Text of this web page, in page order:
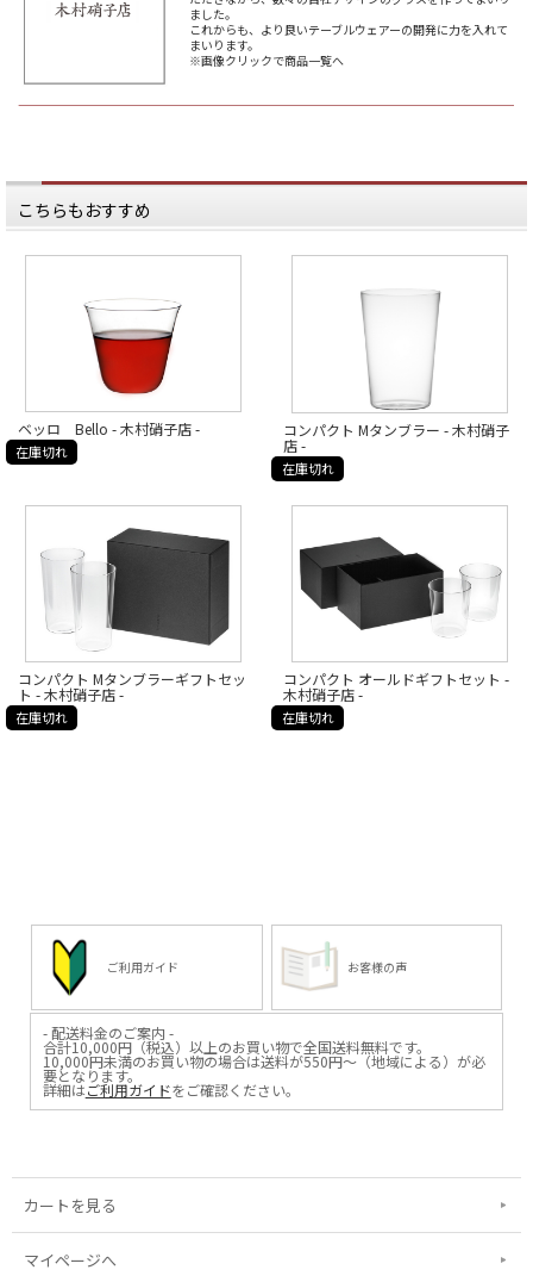
ました。
これからも、より良いテーブルウェアーの開発に力を入れて
まいります。
※画像クリックで商品一覧へ
こちらもおすすめ
ベッロ Bello - 木村硝子店 -
在庫切れ
コンパクト Mタンブラー - 木村硝子
店 -
在庫切れ
コンパクト Mタンブラーギフトセッ
ト - 木村硝子店 -
在庫切れ
コンパクト オールドギフトセット -
木村硝子店 -
在庫切れ
ご利用ガイド お客様の声
- 配送料金のご案内 -
合計10,000円（税込）以上のお買い物で全国送料無料です。
10,000円未満のお買い物の場合は送料が550円～（地域による）が必
要となります。
詳細はご利用ガイドをご確認ください。
カートを見る
マイページへ